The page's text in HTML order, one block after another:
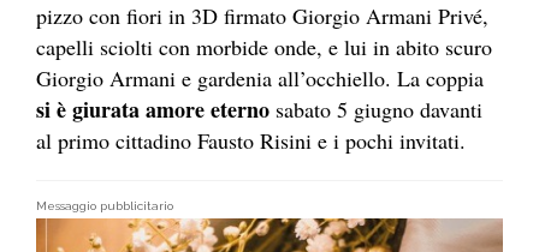
pizzo con fiori in 3D firmato Giorgio Armani Privé,
capelli sciolti con morbide onde, e lui in abito scuro
Giorgio Armani e gardenia all’occhiello. La coppia
si è giurata amore eterno sabato 5 giugno davanti
al primo cittadino Fausto Risini e i pochi invitati.
Messaggio pubblicitario